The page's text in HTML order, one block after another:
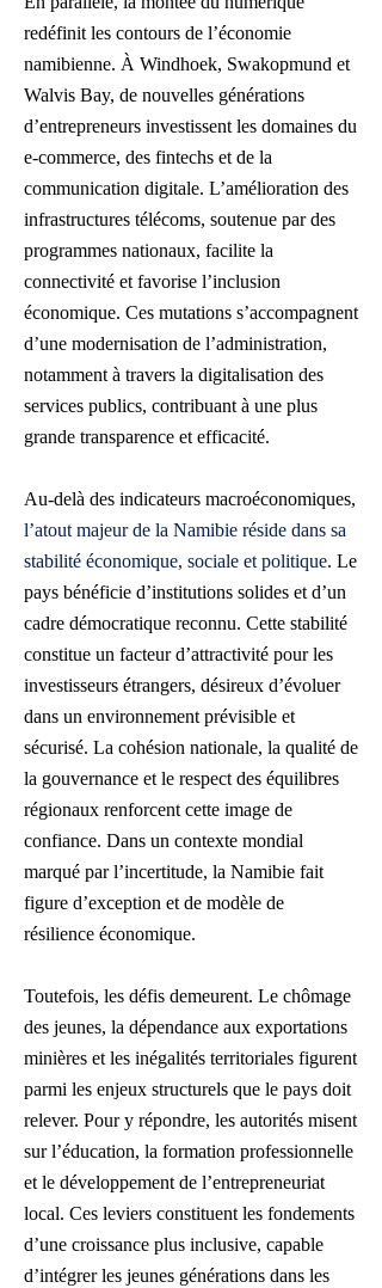
redéfinit les contours de l’économie
namibienne. À Windhoek, Swakopmund et
Walvis Bay, de nouvelles générations
d’entrepreneurs investissent les domaines du
e-commerce, des fintechs et de la
communication digitale. L’amélioration des
infrastructures télécoms, soutenue par des
programmes nationaux, facilite la
connectivité et favorise l’inclusion
économique. Ces mutations s’accompagnent
d’une modernisation de l’administration,
notamment à travers la digitalisation des
services publics, contribuant à une plus
grande transparence et efficacité.
Au-delà des indicateurs macroéconomiques,
l’atout majeur de la Namibie réside dans sa
stabilité économique, sociale et politique. Le
pays bénéficie d’institutions solides et d’un
cadre démocratique reconnu. Cette stabilité
constitue un facteur d’attractivité pour les
investisseurs étrangers, désireux d’évoluer
dans un environnement prévisible et
sécurisé. La cohésion nationale, la qualité de
la gouvernance et le respect des équilibres
régionaux renforcent cette image de
confiance. Dans un contexte mondial
marqué par l’incertitude, la Namibie fait
figure d’exception et de modèle de
résilience économique.
Toutefois, les défis demeurent. Le chômage
des jeunes, la dépendance aux exportations
minières et les inégalités territoriales figurent
parmi les enjeux structurels que le pays doit
relever. Pour y répondre, les autorités misent
sur l’éducation, la formation professionnelle
et le développement de l’entrepreneuriat
local. Ces leviers constituent les fondements
d’une croissance plus inclusive, capable
d’intégrer les jeunes générations dans les